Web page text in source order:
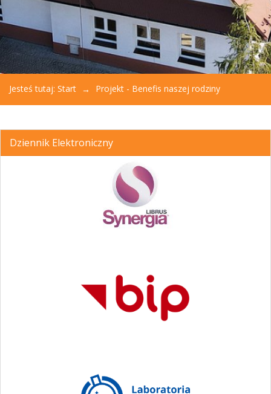
Jesteś tutaj: Start Projekt - Benefis naszej rodziny
Dziennik Elektroniczny